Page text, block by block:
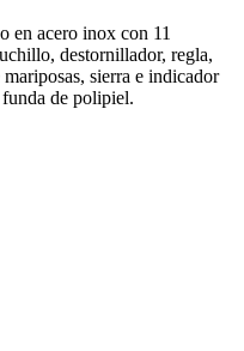
en acero inox con 11
destornillador, regla,
sierra e indicador
funda de polipiel.